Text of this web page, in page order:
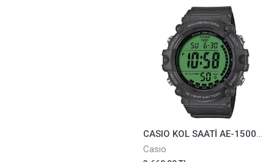
CASIO KOL SAATİ AE-1500WHC-1AVDF
Casio